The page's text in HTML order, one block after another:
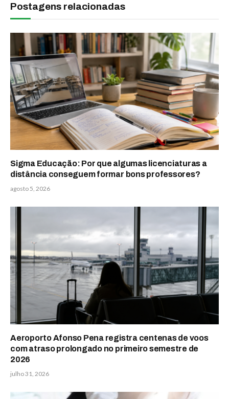
Postagens relacionadas
Sigma Educação: Por que algumas licenciaturas a
distância conseguem formar bons professores?
agosto 5, 2026
Aeroporto Afonso Pena registra centenas de voos
com atraso prolongado no primeiro semestre de
2026
julho 31, 2026